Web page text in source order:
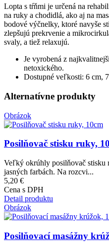
Lopta s tŕňmi je určená na
na ruky a chodidlá, ako aj na
bodové výčnelky, ktoré navyše
zlepšujú prekrvenie a
svaly, a tiež relaxujú.
Je vyrobená z
netoxického.
Dostupné veľkosti: 6 cm,
Alternatívne produkty
Obrázok
Posilňovač stisku ruky,
Veľký okrúhly posilňovač stisku
jasných farbách. Na rozcvi...
5,20 €
Cena s DPH
Detail produktu
Obrázok
Posilňovací masážny